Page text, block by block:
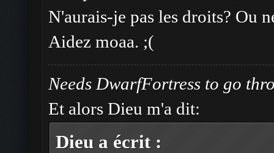
N'aurais-je pas les droits? Ou
Aidez moaa. ;(
Needs DwarfFortress to go
Et alors Dieu m'a dit:
Dieu a écrit :